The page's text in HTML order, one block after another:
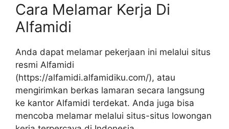
Cara Melamar Kerja Di
Alfamidi
Anda dapat melamar pekerjaan ini melalui situs
resmi Alfamidi
(https://alfamidi.alfamidiku.com/), atau
mengirimkan berkas lamaran secara langsung
ke kantor Alfamidi terdekat. Anda juga bisa
mencoba melamar melalui situs-situs lowongan